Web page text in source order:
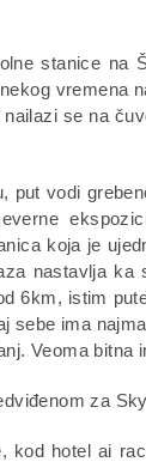
stanice na
vremena
se na
put vodi
koja je
nastavlja
6km, istim
sebe ima
Veoma
za
kod hotel ai